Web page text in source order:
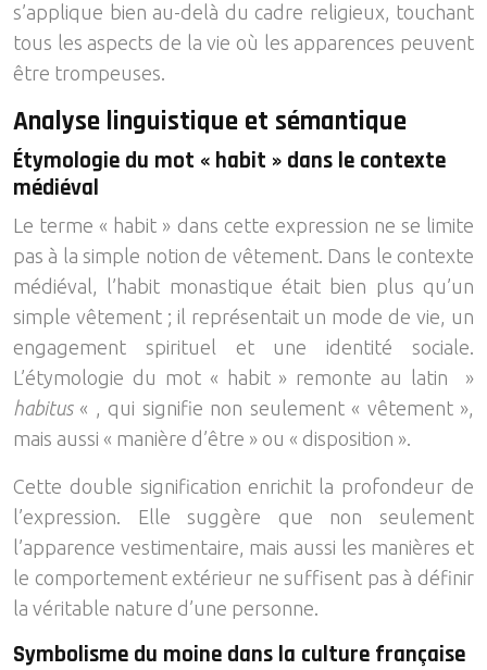
s’applique bien au-delà du cadre religieux, touchant
tous les aspects de la vie où les apparences peuvent
être trompeuses.
Analyse linguistique et sémantique
Étymologie du mot « habit » dans le contexte
médiéval
Le terme « habit » dans cette expression ne se limite
pas à la simple notion de vêtement. Dans le contexte
médiéval, l’habit monastique était bien plus qu’un
simple vêtement ; il représentait un mode de vie, un
engagement spirituel et une identité sociale.
L’étymologie du mot « habit » remonte au latin »
habitus « , qui signifie non seulement « vêtement »,
mais aussi « manière d’être » ou « disposition ».
Cette double signification enrichit la profondeur de
l’expression. Elle suggère que non seulement
l’apparence vestimentaire, mais aussi les manières et
le comportement extérieur ne suffisent pas à définir
la véritable nature d’une personne.
Symbolisme du moine dans la culture française